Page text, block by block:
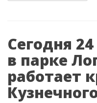
Сегодня
в парке
работает